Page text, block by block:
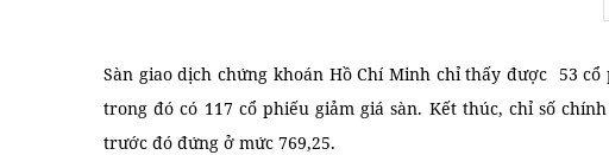
Sàn giao dịch chứng khoán Hồ Chí Minh chỉ thấy được 53
trong đó có 117 cổ phiếu giảm giá sàn. Kết thúc, chỉ số
trước đó đứng ở mức 769,25.